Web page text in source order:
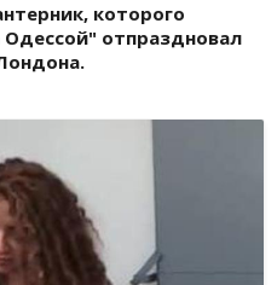
которого
отпраздновал